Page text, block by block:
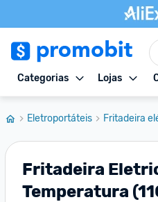
Categorias Lojas
Eletroportáteis Fritadeira
Fritadeira
Temperatura